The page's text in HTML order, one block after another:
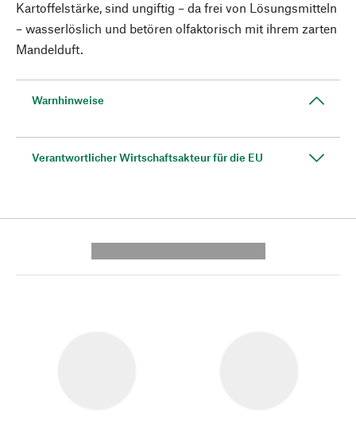
Kartoffelstärke, sind ungiftig – da frei von Lösungsmitteln
– wasserlöslich und betören olfaktorisch mit ihrem zarten
Mandelduft.
Warnhinweise
Verantwortlicher Wirtschaftsakteur für die EU